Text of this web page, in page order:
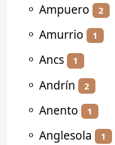
⚬ Ampuero 2
⚬ Amurrio 1
⚬ Ancs 1
⚬ Andrín 2
⚬ Anento 1
⚬ Anglesola 1